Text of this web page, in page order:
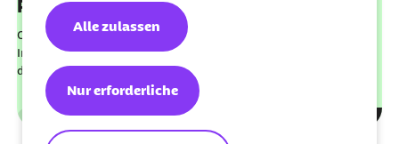
Nur erforderliche
Alle zulassen
Pflegeversicherung
Optimal abgesichert und beraten mit den Leistungen der Barmer.
In den FAQs finden Sie zudem Antworten auf Ihre Fragen rund um
den Gesundheitssektor.
Leistungen